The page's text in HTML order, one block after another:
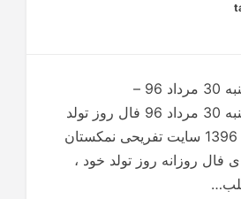
–
فال روزانه دوشنبه 30 مرداد 96 فال روز تولد
امروز 30 مرداد 1396 سایت تفریحی نمکستان
فال روزانه روز تولد خود ،